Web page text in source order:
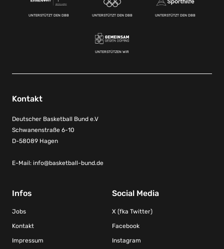
UNTERSTÜTZT DEN DBB UNTERSTÜTZT DEN DBB UNTERSTÜTZT DEN DBB
UNTERSTÜTZEN WIR
Kontakt
Deutscher Basketball Bund e.V
Schwanenstraße 6-10
D-58089 Hagen
E-Mail: info@basketball-bund.de
Infos
Jobs
Kontakt
Impressum
Social Media
X (fka Twitter)
Facebook
Instagram